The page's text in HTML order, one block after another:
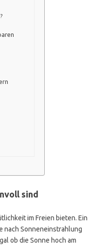
sind
im Freien bieten. Ein
nach Sonneneinstrahlung
ob die Sonne hoch am